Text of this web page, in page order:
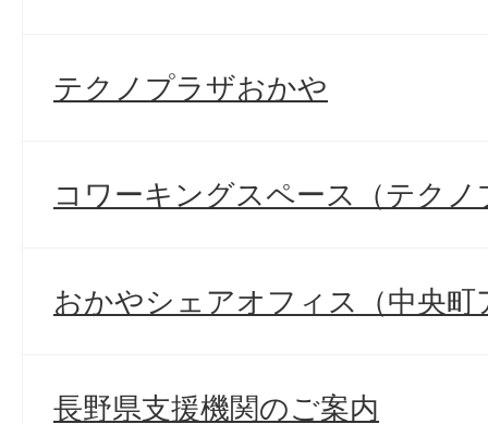
テクノプラザおかや
コワーキングスペース（テク
おかやシェアオフィス（中央
長野県支援機関のご案内